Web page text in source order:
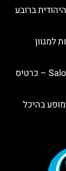
ברובע
למגוון
פארק המים PortAventura בברצלונה: Salou – כרטיס
בהיכל